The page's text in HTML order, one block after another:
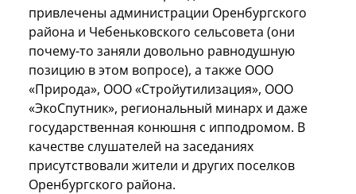
привлечены администрации Оренбургского
района и Чебеньковского сельсовета (они
почему-то заняли довольно равнодушную
позицию в этом вопросе), а также ООО
«Природа», ООО «Стройутилизация», ООО
«ЭкоСпутник», региональный минарх и даже
государственная конюшня с ипподромом. В
качестве слушателей на заседаниях
присутствовали жители и других поселков
Оренбургского района.